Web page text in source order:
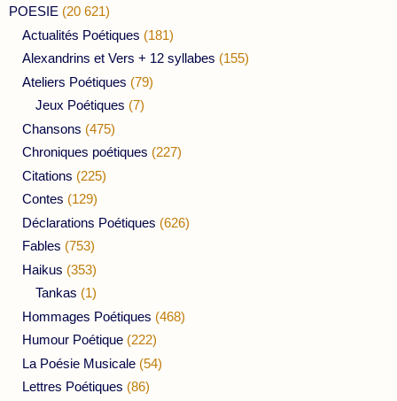
POESIE (20 621)
Actualités Poétiques (181)
Alexandrins et Vers + 12 syllabes (155)
Ateliers Poétiques (79)
Jeux Poétiques (7)
Chansons (475)
Chroniques poétiques (227)
Citations (225)
Contes (129)
Déclarations Poétiques (626)
Fables (753)
Haikus (353)
Tankas (1)
Hommages Poétiques (468)
Humour Poétique (222)
La Poésie Musicale (54)
Lettres Poétiques (86)